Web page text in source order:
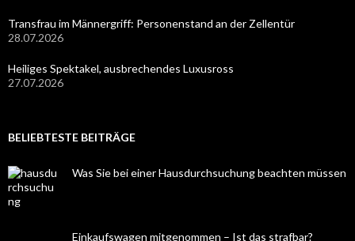
Transfrau im Männergriff: Personenstand an der Zellentür
28.07.2026
Heiliges Spektakel, ausbrechendes Luxusross
27.07.2026
BELIEBTESTE BEITRÄGE
Was Sie bei einer Hausdurchsuchung beachten müssen
Einkaufswagen mitgenommen – Ist das strafbar?